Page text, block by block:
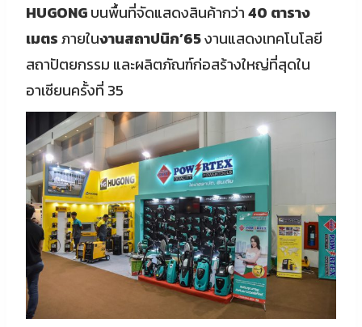
HUGONGบนพื้นที่จัดแสดงสินค้ากว่า40 ตาราง
เมตรภายในงานสถาปนิก’65งานแสดงเทคโนโลยี
สถาปัตยกรรม และผลิตภัณฑ์ก่อสร้างใหญ่ที่สุดใน
อาเซียนครั้งที่ 35